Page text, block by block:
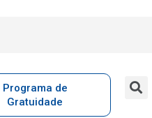
Programa de
Gratuidade